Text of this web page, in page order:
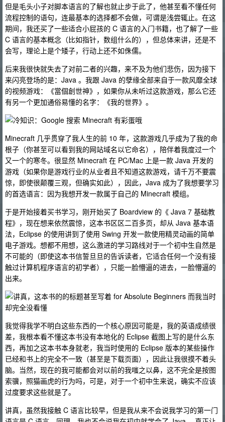
但是毛头小子对脚本语言的了解也就止步于此了，他甚至看不懂任何
流程控制的语句，连最基本的选择都不会做，可谓是浅尝辄止。在这
期间，我还买了一些适合小屁孩的 C 语言的入门书籍，也了解了一些
C 语言的基本概念（比如指针，数组什么的），但总体来讲，还是不
会写，理论上是个矮子，行动上还不如侏儒。
后来我很快就失去了对前二者的兴趣，来不及为他们悲伤，因为接下
来闪亮登场的是：Java 。我跟 Java 的孽缘全部来自于一款风靡全球
的视频游戏：《當個創世神》，如果你从未听过这款游戏，那么它还
有另一个更加通俗易懂的名字：《我的世界》。
Minecraft 几乎贯穿了我人生的前 10 年，这款游戏几乎成为了我的命
根子（你甚至可以看到我的网站域名以它命名），陪伴着我度过一个
又一个的寒冬。很显然 Minecraft 在 PC/Mac 上是一款 Java 开发的
游戏（如果你是游戏行业的从业者且不知道这款游戏，请千万不要震
惊，即使很颠覆三观，但确实如此），因此，Java 成为了我想要学习
的首选语言：因为我想开发一款属于自己的 Minecraft 模组。
于是开始接着买书学习，刚开始买了 Boardview 的《 Java 7 基础教
程》，现在想来依然震惊，这本书区区二百多页，却从 Java 基本语
法，Eclipse 的使用讲到了使用 Swing 开发一款使用精灵动画的简单
电子游戏。想都不用想，这么激进的学习路线对于一个初中生自然是
不可能的（即使这本书信誓旦旦的告诉读者，它适合任何一个没有接
触过计算机程序语言的初学者），只能一脸懵逼的进去，一脸懵逼的
出来。
我觉得我学不明白这些东西的一个核心原因可能是，我的英语成绩很
差，我根本看不懂这本书没有本地化的 Eclipse 截图上写的是什么东
西，再加之这本书本身就老，我当时使用的 Eclipse 版本的某些操作
已经和书上的完全不一致（甚至是下载页面），因此让我很摸不着头
脑。当然，现在的我可能都会对以前的我嗤之以鼻，这不完全是按图
索骥，照猫画虎的行为吗，可是，对于一个初中生来说，确实不应该
过度要求这些就是了。
讲真，虽然我接触 C 语言比较早，但是我从来不会说我学习的第一门